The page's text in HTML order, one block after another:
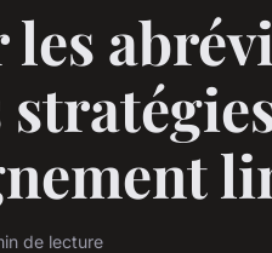
de lecture